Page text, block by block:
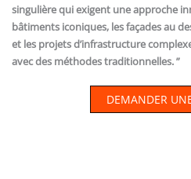
singulière qui exigent une approche
bâtiments iconiques, les façades au
et les projets d’infrastructure
avec des méthodes traditionnelles. ”
DEMANDER